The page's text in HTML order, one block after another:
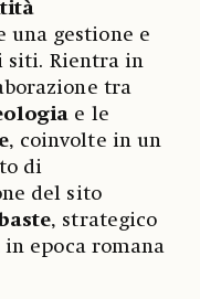
una gestione e
siti. Rientra in
tra
e le
, coinvolte in un
di
del sito
, strategico
epoca romana